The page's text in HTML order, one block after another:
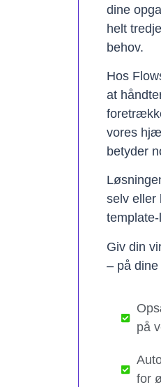
dine
helt
behov.
Hos
at
vores
betyder
selv eller
Giv din
– på
på
for